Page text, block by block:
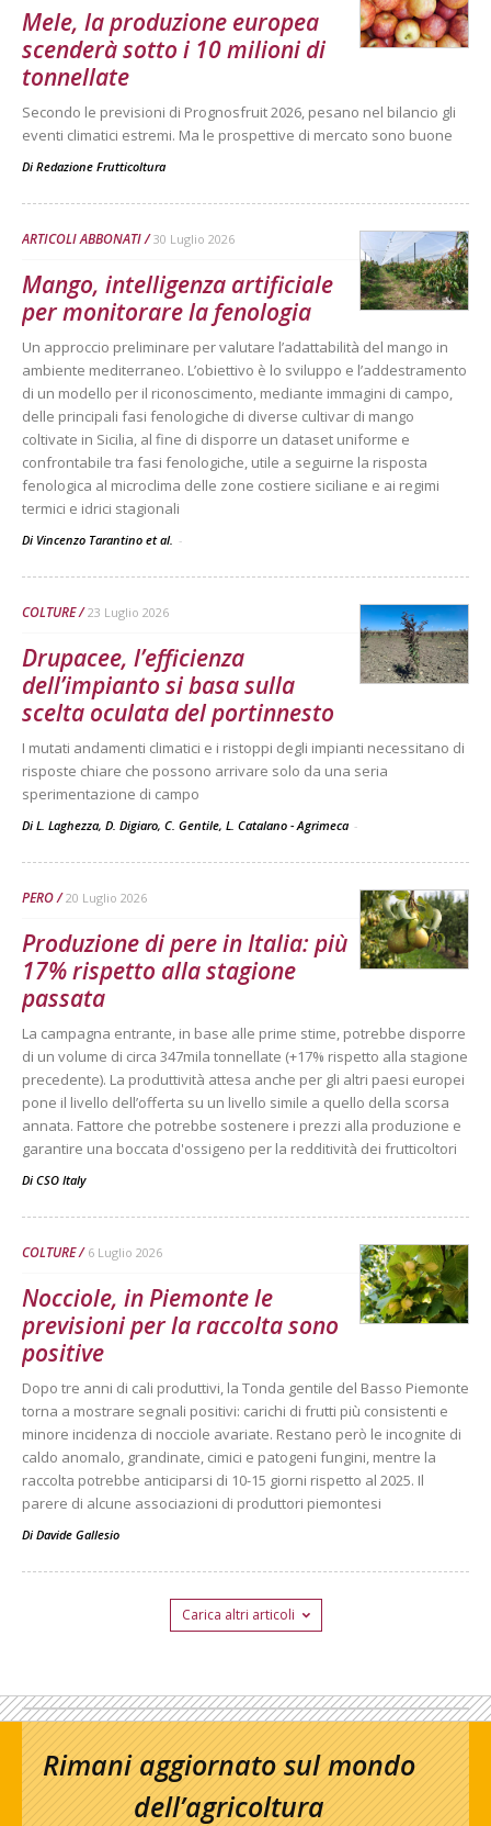
Mele, la produzione europea
scenderà sotto i 10 milioni di
tonnellate
Secondo le previsioni di Prognosfruit 2026, pesano nel bilancio gli
eventi climatici estremi. Ma le prospettive di mercato sono buone
Di Redazione Frutticoltura
ARTICOLI ABBONATI 30 Luglio 2026
Mango, intelligenza artificiale
per monitorare la fenologia
Un approccio preliminare per valutare l’adattabilità del mango in
ambiente mediterraneo. L’obiettivo è lo sviluppo e l’addestramento
di un modello per il riconoscimento, mediante immagini di campo,
delle principali fasi fenologiche di diverse cultivar di mango
coltivate in Sicilia, al fine di disporre un dataset uniforme e
confrontabile tra fasi fenologiche, utile a seguirne la risposta
fenologica al microclima delle zone costiere siciliane e ai regimi
termici e idrici stagionali
Di Vincenzo Tarantino et al. -
COLTURE 23 Luglio 2026
Drupacee, l’efficienza
dell’impianto si basa sulla
scelta oculata del portinnesto
I mutati andamenti climatici e i ristoppi degli impianti necessitano di
risposte chiare che possono arrivare solo da una seria
sperimentazione di campo
Di L. Laghezza, D. Digiaro, C. Gentile, L. Catalano - Agrimeca -
PERO 20 Luglio 2026
Produzione di pere in Italia: più
17% rispetto alla stagione
passata
La campagna entrante, in base alle prime stime, potrebbe disporre
di un volume di circa 347mila tonnellate (+17% rispetto alla stagione
precedente). La produttività attesa anche per gli altri paesi europei
pone il livello dell’offerta su un livello simile a quello della scorsa
annata. Fattore che potrebbe sostenere i prezzi alla produzione e
garantire una boccata d'ossigeno per la redditività dei frutticoltori
Di CSO Italy
COLTURE 6 Luglio 2026
Nocciole, in Piemonte le
previsioni per la raccolta sono
positive
Dopo tre anni di cali produttivi, la Tonda gentile del Basso Piemonte
torna a mostrare segnali positivi: carichi di frutti più consistenti e
minore incidenza di nocciole avariate. Restano però le incognite di
caldo anomalo, grandinate, cimici e patogeni fungini, mentre la
raccolta potrebbe anticiparsi di 10-15 giorni rispetto al 2025. Il
parere di alcune associazioni di produttori piemontesi
Di Davide Gallesio
Carica altri articoli
Rimani aggiornato sul mondo
dell’agricoltura